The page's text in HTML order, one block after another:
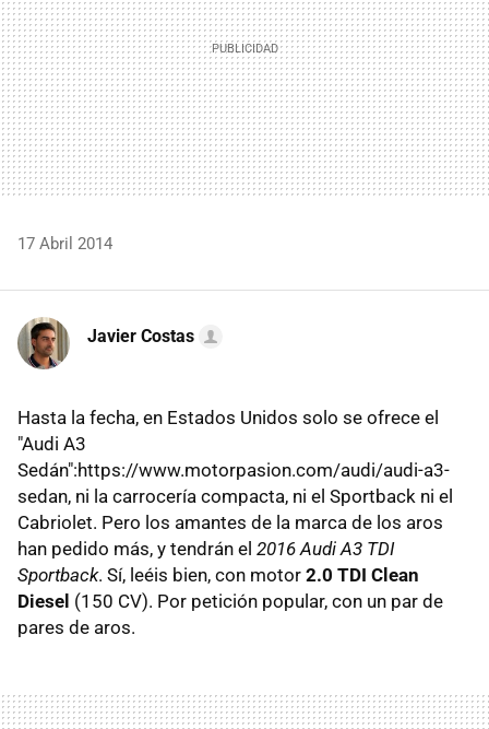
17 Abril 2014
Javier Costas
Hasta la fecha, en Estados Unidos solo se ofrece el
"Audi A3
Sedán":https://www.motorpasion.com/audi/audi-a3-
sedan, ni la carrocería compacta, ni el Sportback ni el
Cabriolet. Pero los amantes de la marca de los aros
han pedido más, y tendrán el 2016 Audi A3 TDI
Sportback. Sí, leéis bien, con motor 2.0 TDI Clean
Diesel (150 CV). Por petición popular, con un par de
pares de aros.